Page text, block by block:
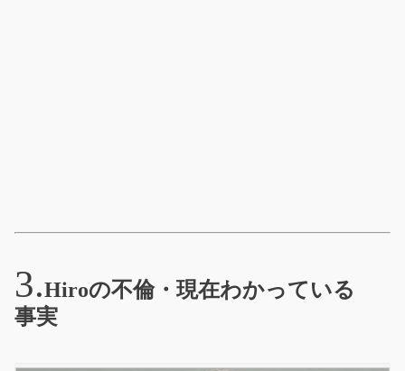
Hiroの不倫・現在わかっている
事実